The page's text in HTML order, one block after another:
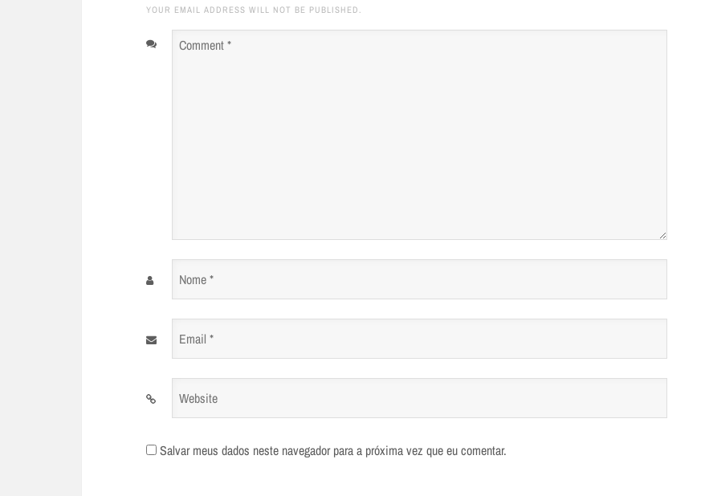
YOUR EMAIL ADDRESS WILL NOT BE PUBLISHED.
Comment
Nome
Email
Website
Salvar meus dados neste navegador para a próxima vez que eu comentar.